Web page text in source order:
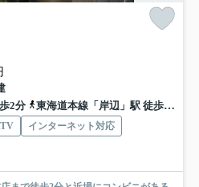
2分
東海道本線「岸辺」駅 徒歩9分
インターネット対応